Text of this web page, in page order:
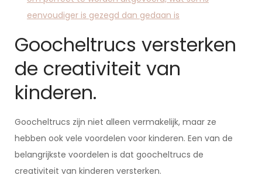
eenvoudiger is gezegd dan gedaan is
Goocheltrucs versterken
de creativiteit van
kinderen.
Goocheltrucs zijn niet alleen vermakelijk, maar ze
hebben ook vele voordelen voor kinderen. Een van de
belangrijkste voordelen is dat goocheltrucs de
creativiteit van kinderen versterken.